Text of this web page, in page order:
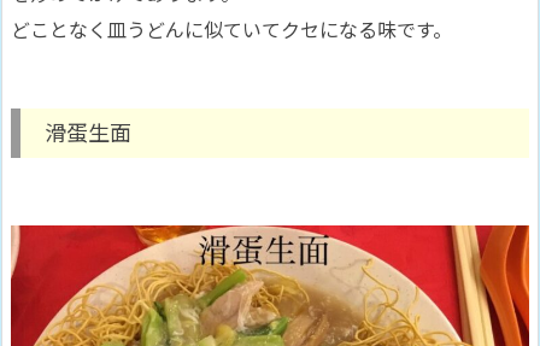
どことなく皿うどんに似ていてクセになる味です。
滑蛋生面